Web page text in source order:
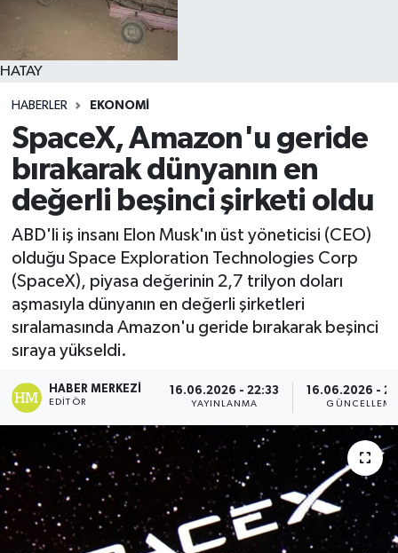
HATAY
HABERLER EKONOMI
SpaceX, Amazon'u geride
bırakarak dünyanın en
değerli beşinci şirketi oldu
ABD'li iş insanı Elon Musk'ın üst yöneticisi (CEO)
olduğu Space Exploration Technologies Corp
(SpaceX), piyasa değerinin 2,7 trilyon doları
aşmasıyla dünyanın en değerli şirketleri
sıralamasında Amazon'u geride bırakarak beşinci
sıraya yükseldi.
HABER MERKEZI
EDITÖR
16.06.2026 - 22:33
YAYINLANMA
16.06.2026 -
GÜNCELLEME